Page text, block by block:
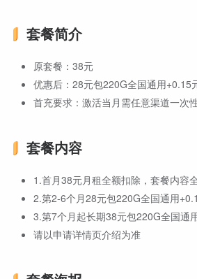
套餐简介
原套餐：38元
优惠后：28元包220G全国通用+0.15
首充要求：激活当月需任意渠道一次
套餐内容
1.首月38元月租全额扣除，套餐内容
2.第2-6个月28元包220G全国通用
3.第7个月起长期38元包220G全国通
请以申请详情页介绍为准